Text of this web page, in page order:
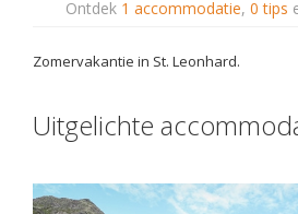
Ontdek 1 accommodatie, 0 tips
Zomervakantie in St. Leonhard.
Uitgelichte